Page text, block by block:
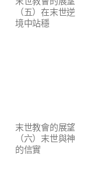
（五）在末世逆
境中站穩
末世教會的展望
（六）末世與神
的信實